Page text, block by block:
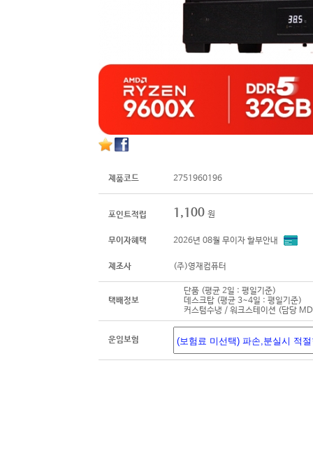
제품코드 2751960196
포인트적립 1,100 원
무이자혜택 2026년 08월 무이자 할부안내
제조사 (주)영재컴퓨터
택배정보
단품 (평균 2일 : 평일기준)
데스크탑 (평균 3~4일 : 평일기준)
커스텀수냉 / 워크스테이션 (담당
운임보험